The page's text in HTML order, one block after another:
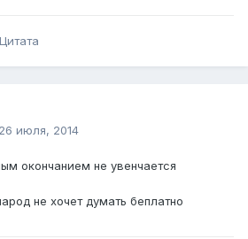
Цитата
26 июля, 2014
окончанием не увенчается
не хочет думать беплатно